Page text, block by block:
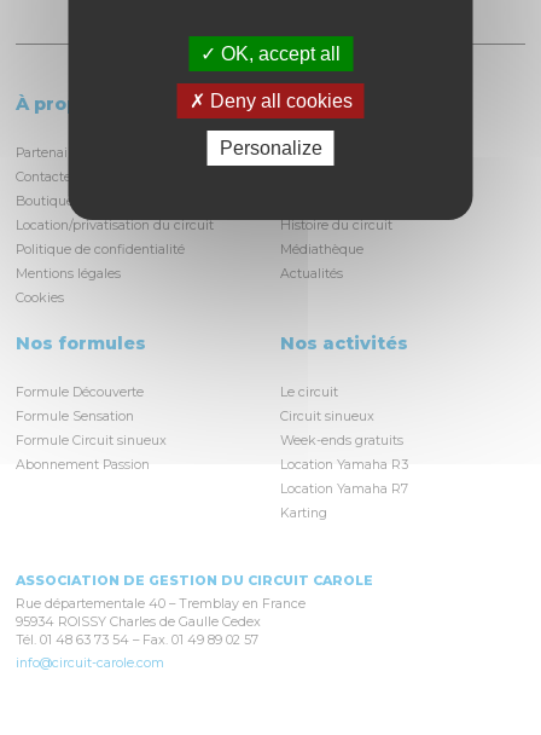
À propos
Partenaires et locataires
Contactez-nous
Boutique
Location/privatisation du circuit
Politique de confidentialité
Mentions légales
Cookies
Le circuit
Informations pratiques
Histoire du circuit
Médiathèque
Actualités
Nos formules
Formule Découverte
Formule Sensation
Formule Circuit sinueux
Abonnement Passion
Nos activités
Le circuit
Circuit sinueux
Week-ends gratuits
Location Yamaha R3
Location Yamaha R7
Karting
ASSOCIATION DE GESTION DU CIRCUIT CAROLE
Rue départementale 40 – Tremblay en France
95934 ROISSY Charles de Gaulle Cedex
Tél. 01 48 63 73 54 – Fax. 01 49 89 02 57
info@circuit-carole.com
OK, accept all
Deny all cookies
Personalize